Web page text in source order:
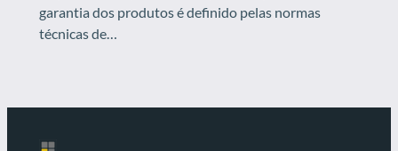
garantia dos produtos é definido pelas normas
técnicas de…